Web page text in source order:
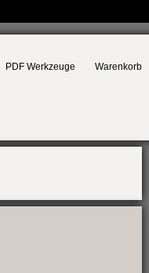
PDF Werkzeuge Warenkorb